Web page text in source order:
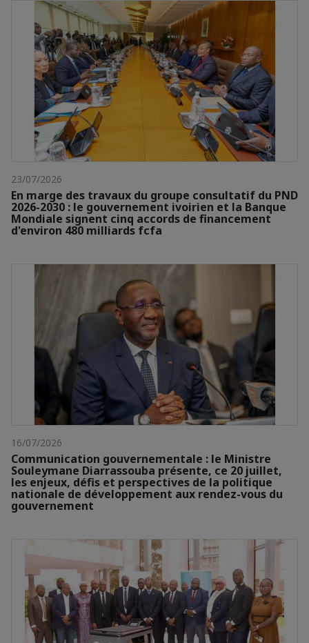
23/07/2026
En marge des travaux du groupe consultatif du PND
2026-2030 : le gouvernement ivoirien et la Banque
Mondiale signent cinq accords de financement
d'environ 480 milliards fcfa
16/07/2026
Communication gouvernementale : le Ministre
Souleymane Diarrassouba présente, ce 20 juillet,
les enjeux, défis et perspectives de la politique
nationale de développement aux rendez-vous du
gouvernement